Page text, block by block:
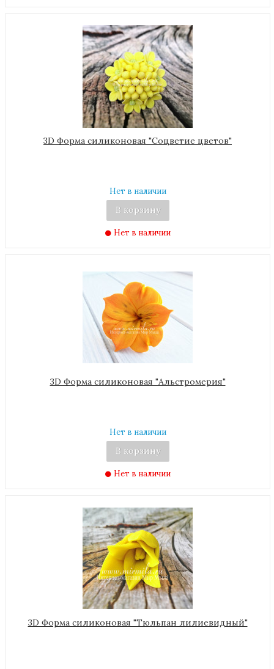
3D Форма силиконовая "Соцветие цветов"
Нет в наличии
В корзину
Нет в наличии
3D Форма силиконовая "Альстромерия"
Нет в наличии
В корзину
Нет в наличии
3D Форма силиконовая "Тюльпан лилиевидный"